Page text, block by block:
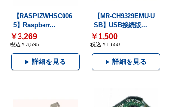
【RASPIZWHSC006
5】Raspberr...
￥3,269
税込￥3,595
詳細を見る
【MR-CH9329EMU-U
SB】USB接続版...
￥1,500
税込￥1,650
詳細を見る